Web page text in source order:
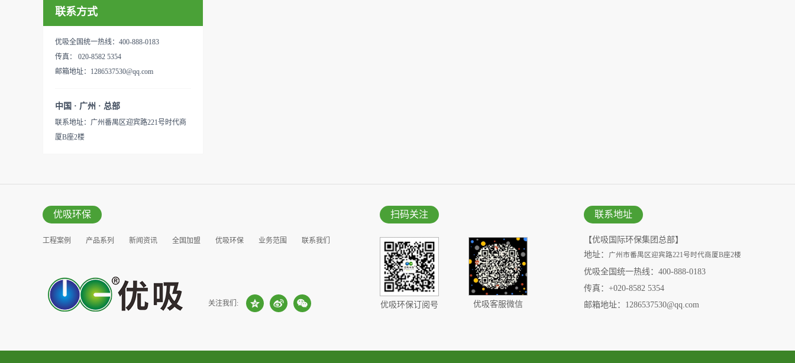
所、使用方法：见产品说明手
以辅助净化空气，醛博士一肚
用。放在车里不仅能装饰更能
的研发出治理甲醛的产品，而
我们的“醛博士”就担此重任。
产
无定形碳，也有排列规整的晶
体碳。优吸活性炭具有较强的
吸附性，广泛应用于生产、生
活中。主要功能：吸附异味应
用范围：汽车、冰箱、食品
联系方式
优吸全国统一热线：400-888-0183
传真： 020-8582 5354
邮箱地址：1286537530@qq.com
中国 · 广州 · 总部
联系地址：广州番禺区迎宾路221号时代商
厦B座2楼
优吸环保
工程案例 产品系列 新闻资讯 全国加盟 优吸环保 业务范围
联系我们
关注我们:
扫码关注
优吸环保订阅号 优吸客服微信
联系地址
【优吸国际环保集团总部】
地址：
广州市番禺区迎宾路221号时代商厦B座2楼
优吸全国统一热线：400-888-0183
传真：+020-8582 5354
邮箱地址：1286537530@qq.com